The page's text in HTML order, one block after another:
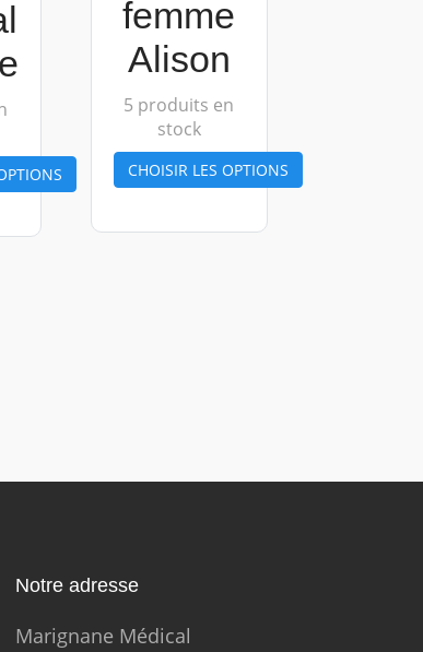
femme
Alison
5 produits en
stock
CHOISIR LES OPTIONS
Notre adresse
Marignane Médical